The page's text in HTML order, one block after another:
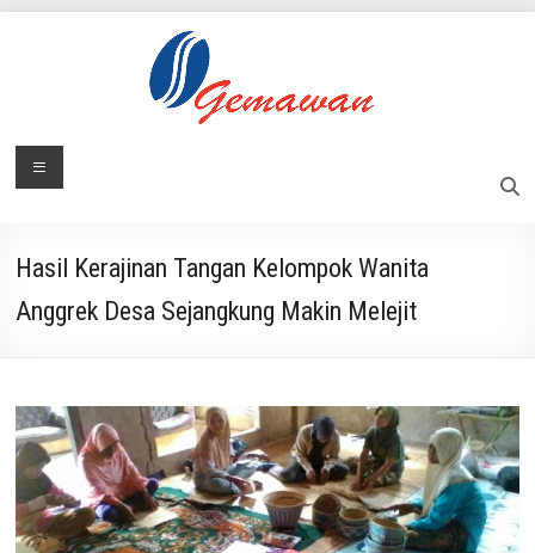
Lembaga
Swadaya
Menu
Hasil Kerajinan Tangan Kelompok Wanita
Anggrek Desa Sejangkung Makin Melejit